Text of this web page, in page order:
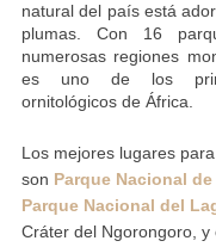
natural del país está
plumas. Con 16
numerosas regiones
es uno de los
ornitológicos de África.
Los mejores lugares
son Parque Nacional
Parque Nacional del
Cráter del Ngorongoro, y